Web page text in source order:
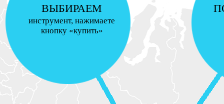
ВЫБИРАЕМ
инструмент, нажимаете
кнопку «купить»